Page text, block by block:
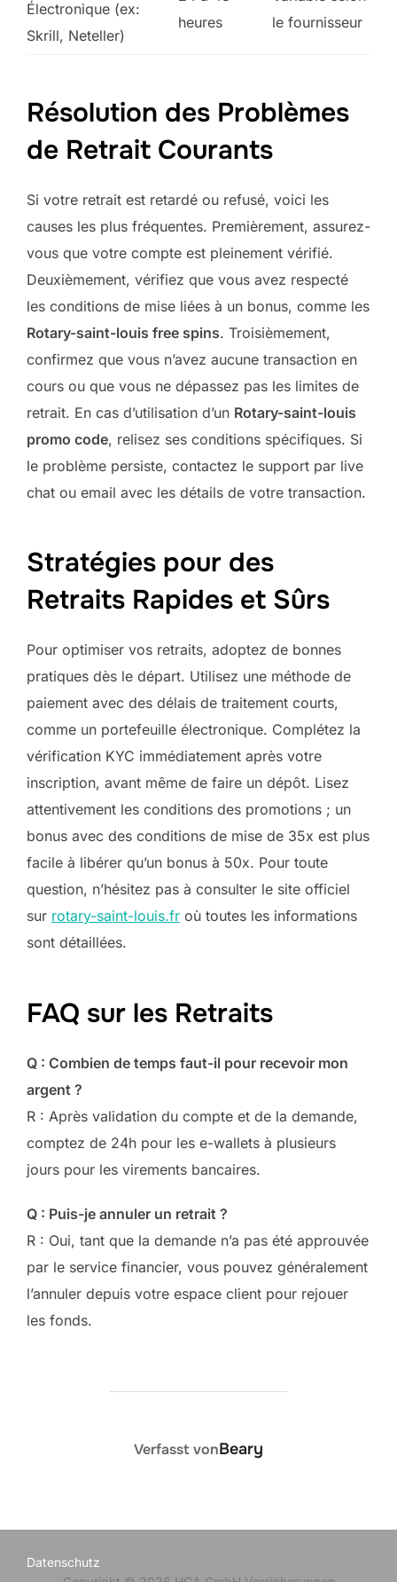
Électronique (ex:
Skrill, Neteller)
heures
le fournisseur
Résolution des Problèmes
de Retrait Courants
Si votre retrait est retardé ou refusé, voici les
causes les plus fréquentes. Premièrement, assurez-
vous que votre compte est pleinement vérifié.
Deuxièmement, vérifiez que vous avez respecté
les conditions de mise liées à un bonus, comme les
Rotary-saint-louis free spins. Troisièmement,
confirmez que vous n’avez aucune transaction en
cours ou que vous ne dépassez pas les limites de
retrait. En cas d’utilisation d’un Rotary-saint-louis
promo code, relisez ses conditions spécifiques. Si
le problème persiste, contactez le support par live
chat ou email avec les détails de votre transaction.
Stratégies pour des
Retraits Rapides et Sûrs
Pour optimiser vos retraits, adoptez de bonnes
pratiques dès le départ. Utilisez une méthode de
paiement avec des délais de traitement courts,
comme un portefeuille électronique. Complétez la
vérification KYC immédiatement après votre
inscription, avant même de faire un dépôt. Lisez
attentivement les conditions des promotions ; un
bonus avec des conditions de mise de 35x est plus
facile à libérer qu’un bonus à 50x. Pour toute
question, n’hésitez pas à consulter le site officiel
sur rotary-saint-louis.fr où toutes les informations
sont détaillées.
FAQ sur les Retraits
Q : Combien de temps faut-il pour recevoir mon
argent ?
R : Après validation du compte et de la demande,
comptez de 24h pour les e-wallets à plusieurs
jours pour les virements bancaires.
Q : Puis-je annuler un retrait ?
R : Oui, tant que la demande n’a pas été approuvée
par le service financier, vous pouvez généralement
l’annuler depuis votre espace client pour rejouer
les fonds.
BEITRAGSAUTOR
Verfasst vonBeary
Datenschutz